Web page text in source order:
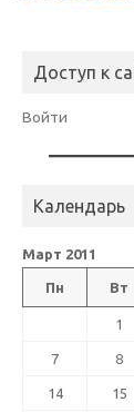
Доступ к
Войти
Календарь
Март 2011
Пн Вт
1
7 8
14 15